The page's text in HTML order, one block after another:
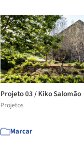
Projeto 03 / Kiko Salomão
Projetos
Marcar